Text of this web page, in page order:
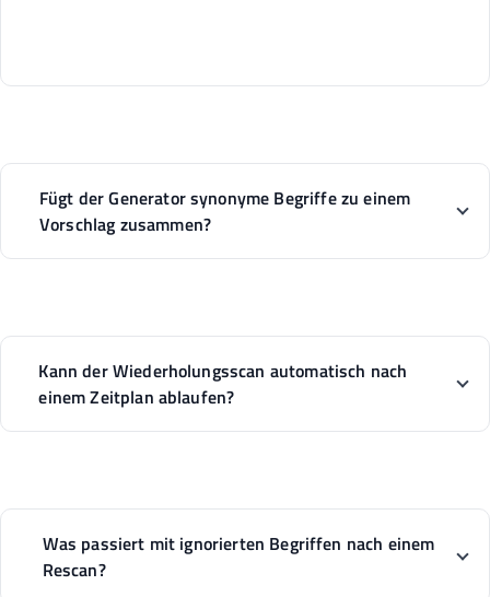
Fügt der Generator synonyme Begriffe zu einem
Vorschlag zusammen?
Kann der Wiederholungsscan automatisch nach
einem Zeitplan ablaufen?
Was passiert mit ignorierten Begriffen nach einem
Rescan?